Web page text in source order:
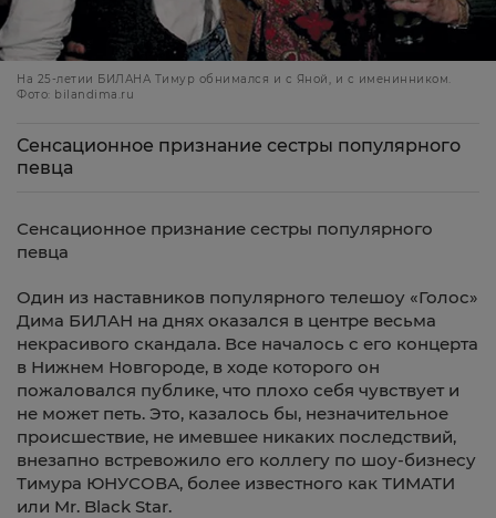
На 25-летии БИЛАНА Тимур обнимался и с Яной, и с именинником.
Фото: bilandima.ru
Сенсационное признание сестры популярного
певца
Сенсационное признание сестры популярного
певца
Один из наставников популярного телешоу «Голос»
Дима БИЛАН на днях оказался в центре весьма
некрасивого скандала. Все началось с его концерта
в Нижнем Новгороде, в ходе которого он
пожаловался публике, что плохо себя чувствует и
не может петь. Это, казалось бы, незначительное
происшествие, не имевшее никаких последствий,
внезапно встревожило его коллегу по шоу-бизнесу
Тимура ЮНУСОВА, более известного как ТИМАТИ
или Mr. Black Star.